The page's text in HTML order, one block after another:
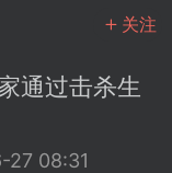
关注
通过击杀生
08:31